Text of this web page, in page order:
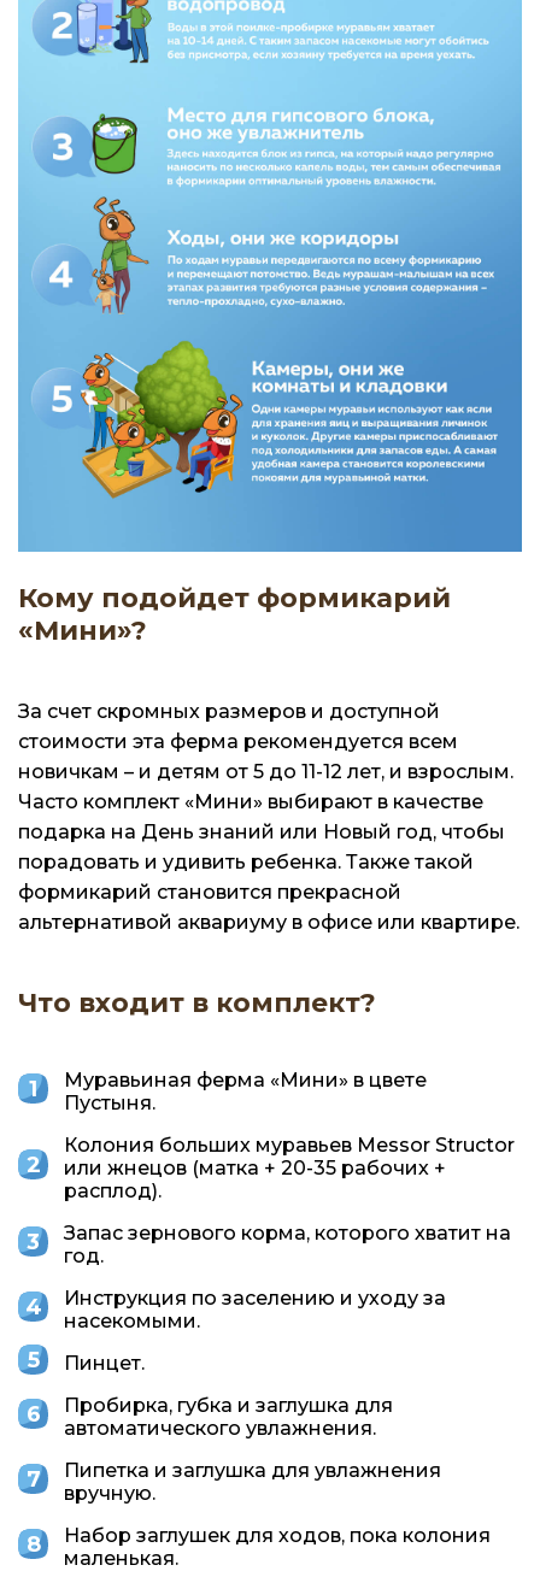
Кому подойдет формикарий
«Мини»?
За счет скромных размеров и доступной
стоимости эта ферма рекомендуется всем
новичкам – и детям от 5 до 11-12 лет, и взрослым.
Часто комплект «Мини» выбирают в качестве
подарка на День знаний или Новый год, чтобы
порадовать и удивить ребенка. Также такой
формикарий становится прекрасной
альтернативой аквариуму в офисе или квартире.
Что входит в комплект?
Муравьиная ферма «Мини» в цвете
Пустыня.
Колония больших муравьев Messor Structor
или жнецов (матка + 20-35 рабочих +
расплод).
Запас зернового корма, которого хватит на
год.
Инструкция по заселению и уходу за
насекомыми.
Пинцет.
Пробирка, губка и заглушка для
автоматического увлажнения.
Пипетка и заглушка для увлажнения
вручную.
Набор заглушек для ходов, пока колония
маленькая.